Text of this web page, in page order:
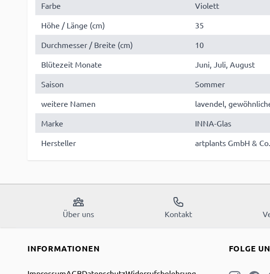
Farbe
Violett
Höhe / Länge (cm)
35
Durchmesser / Breite (cm)
10
Blütezeit Monate
Juni, Juli, August
Saison
Sommer
weitere Namen
lavendel,
Marke
INNA-Glas
Hersteller
artplants GmbH &
Über uns Kontakt
INFORMATIONEN FOLGE